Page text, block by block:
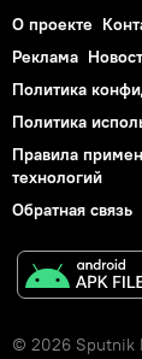
О проекте
Реклама
Политика
Политика
Правила
технологий
Обратная связь
© 2026 Sputnik